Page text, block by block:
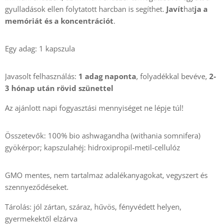
gyulladások ellen folytatott harcban is segíthet. Javíthatja a
memóriát és a koncentrációt.
Egy adag: 1 kapszula
Javasolt felhasználás: 1 adag naponta, folyadékkal bevéve, 2-
3 hónap után rövid szünettel
Az ajánlott napi fogyasztási mennyiséget ne lépje túl!
Összetevők: 100% bio ashwagandha (withania somnifera)
gyökérpor; kapszulahéj: hidroxipropil-metil-cellulóz
GMO mentes, nem tartalmaz adalékanyagokat, vegyszert és
szennyeződéseket.
Tárolás: jól zártan, száraz, hűvös, fényvédett helyen,
gyermekektől elzárva